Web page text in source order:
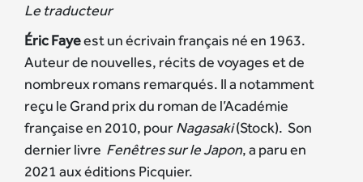
Le traducteur
Éric Fayeest un écrivain français né en 1963.
Auteur de nouvelles, récits de voyages et de
nombreux romans remarqués. Il a notamment
reçu le Grand prix du roman de l’Académie
française en 2010, pourNagasaki(Stock). Son
dernier livre Fenêtres sur le Japon, a paru en
2021 aux éditions Picquier.